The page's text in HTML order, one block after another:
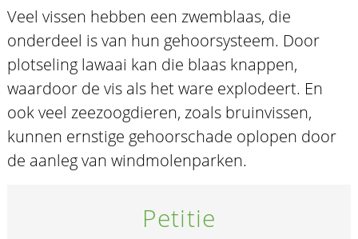
Veel vissen hebben een zwemblaas, die
onderdeel is van hun gehoorsysteem. Door
plotseling lawaai kan die blaas knappen,
waardoor de vis als het ware explodeert. En
ook veel zeezoogdieren, zoals bruinvissen,
kunnen ernstige gehoorschade oplopen door
de aanleg van windmolenparken.
Petitie